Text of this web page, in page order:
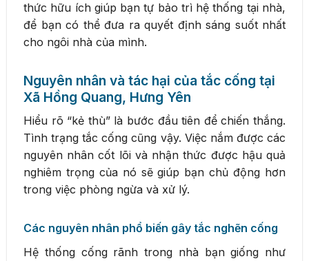
thức hữu ích giúp bạn tự bảo trì hệ thống tại nhà,
để bạn có thể đưa ra quyết định sáng suốt nhất
cho ngôi nhà của mình.
Nguyên nhân và tác hại của tắc cống tại
Xã Hồng Quang, Hưng Yên
Hiểu rõ “kẻ thù” là bước đầu tiên để chiến thắng.
Tình trạng tắc cống cũng vậy. Việc nắm được các
nguyên nhân cốt lõi và nhận thức được hậu quả
nghiêm trọng của nó sẽ giúp bạn chủ động hơn
trong việc phòng ngừa và xử lý.
Các nguyên nhân phổ biến gây tắc nghẽn cống
Hệ thống cống rãnh trong nhà bạn giống như